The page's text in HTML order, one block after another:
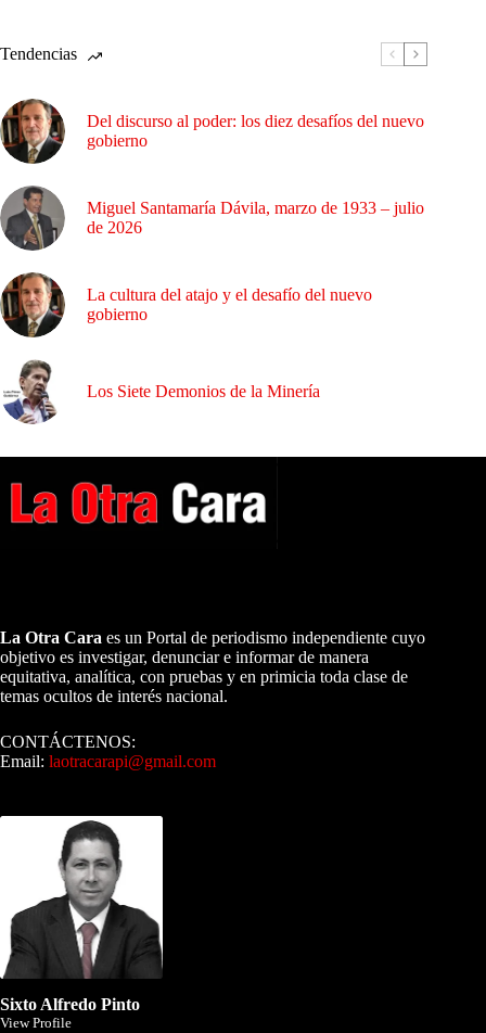
Tendencias
Del discurso al poder: los diez desafíos del nuevo
gobierno
Miguel Santamaría Dávila, marzo de 1933 – julio
de 2026
La cultura del atajo y el desafío del nuevo
gobierno
Los Siete Demonios de la Minería
La Otra Cara es un Portal de periodismo independiente cuyo
objetivo es investigar, denunciar e informar de manera
equitativa, analítica, con pruebas y en primicia toda clase de
temas ocultos de interés nacional.
CONTÁCTENOS:
Email: laotracarapi@gmail.com
Sixto Alfredo Pinto
View Profile